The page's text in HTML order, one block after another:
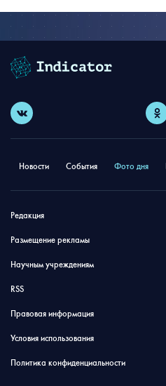
Новости События Фото дня
Редакция
Размещение рекламы
Научным учреждениям
RSS
Правовая информация
Условия использования
Политика конфиденциальности